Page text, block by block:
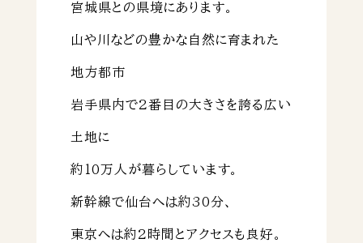
宮城県との県境にあります。
山や川などの豊かな自然に育まれた
地方都市
岩手県内で2番目の大きさを誇る広い
土地に
約10万人が暮らしています。
新幹線で仙台へは約30分、
東京へは約2時間とアクセスも良好。